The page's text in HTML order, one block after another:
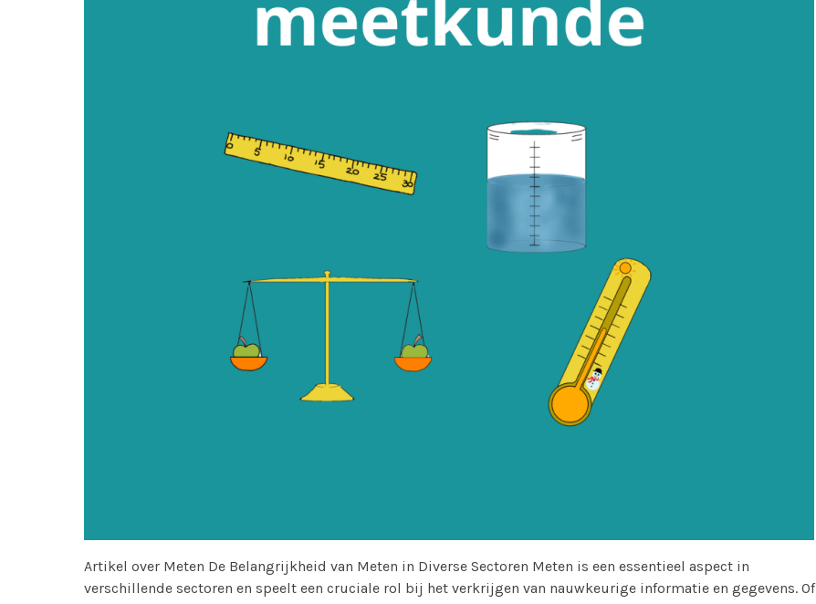
Artikel over Meten De Belangrijkheid van Meten in Diverse Sectoren Meten is een essentieel aspect in
verschillende sectoren en speelt een cruciale rol bij het verkrijgen van nauwkeurige informatie en gegevens. Of